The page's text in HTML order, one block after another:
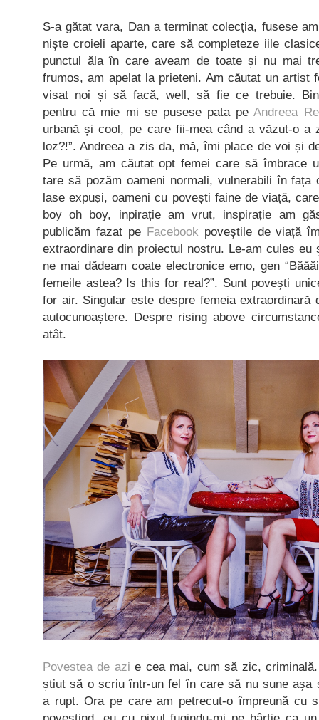
S-a gătat vara, Dan a terminat colecția, fusese
niște croieli aparte, care să completeze iile
punctul ăla în care aveam de toate și nu mai
frumos, am apelat la prieteni. Am căutat un artist
visat noi și să facă, well, să fie ce trebuie.
pentru că mie mi se pusese pata peAndreea
urbană și cool, pe care fii-mea când a văzut-o a
loz?!”. Andreea a zis da, mă, îmi place de voi și
Pe urmă, am căutat opt femei care să îmbrace
tare să pozăm oameni normali, vulnerabili în fața
lase expuși, oameni cu povești faine de viață,
boy oh boy, inpirație am vrut, inspirație am
publicăm fazat pe Facebook poveștile de viață
extraordinare din proiectul nostru. Le-am cules
ne mai dădeam coate electronice emo, gen
femeile astea? Is this for real?”. Sunt povești
for air. Singular este despre femeia extraordinară
autocunoaștere. Despre rising above
atât.
Povestea de azie cea mai, cum să zic,
știut să o scriu într-un fel în care să nu sune așa
a rupt. Ora pe care am petrecut-o împreună cu